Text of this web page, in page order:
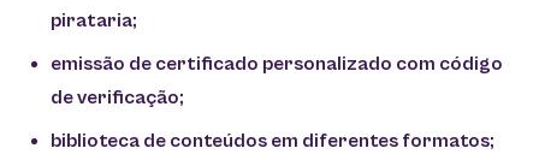
pirataria;
emissão de certificado personalizado com código
de verificação;
biblioteca de conteúdos em diferentes formatos;